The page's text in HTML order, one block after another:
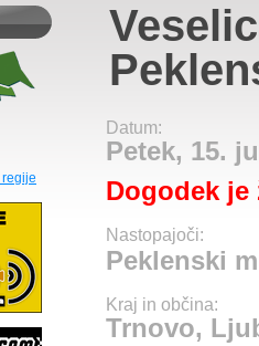
Datum:
Petek, 15.
Dogodek je
Nastopajoči:
Peklenski
Kraj in občina:
Trnovo,